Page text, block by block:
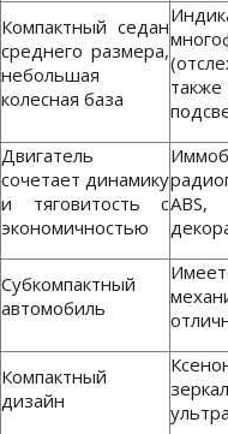
Компактный седан
среднего размера,
небольшая
колесная база
Двигатель
сочетает динамику
и тяговитость с
экономичностью
ABS,
Субкомпактный
автомобиль
Компактный
дизайн